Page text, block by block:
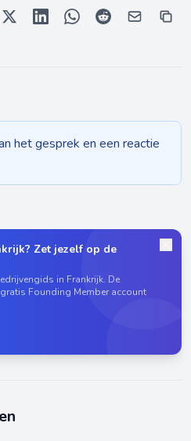
het gesprek en een reactie
Zet jezelf op de
in Frankrijk. De
Founding Member account